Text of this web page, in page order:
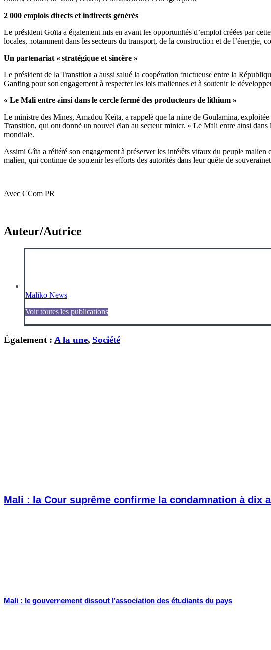
2 000 emplois directs et indirects générés
Le président Goïta a également mis en avant les opportunités d’emploi créées par
locales, notamment dans les secteurs du transport, de la construction et de
Un partenariat « stratégique et sincère »
Le président de la Transition a aussi salué la coopération fructueuse entre la
Ganfing pour son engagement à respecter les lois maliennes et à soutenir le
« Le Mali entre ainsi dans le cercle fermé des producteurs de lithium »
Le ministre des Mines, Amadou Keïta, a rappelé que la mine de Goulamina,
Transition, qui ont donné un nouvel élan au secteur minier. « Le Mali entre ainsi
mondiale.
Assimi Gîta a réitéré son engagement à préserver les intérêts vitaux du peuple
malien, qui continue de soutenir les efforts des autorités dans leur quête de
Avec CCom PR
Auteur/Autrice
Maliko News
Voir toutes les publications
Également : A la une, Société
Mali : la Cour suprême confirme la condamnation à dix
Mali : le gouvernement dissout l’association des étudiants du pays